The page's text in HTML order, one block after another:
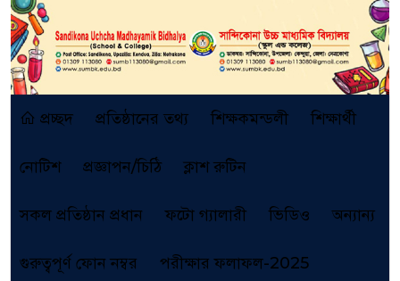
প্রচ্ছদ প্রতিষ্ঠানের তথ্য শিক্ষকমন্ডলী শিক্ষার্থী
নোটিশ প্রজ্ঞাপন/চিঠি ক্লাশ রুটিন
সকল প্রতিষ্ঠান প্রধান ফটো গ্যালারী ভিডিও অন্যান্য
গুরুত্বপূর্ণ ফোন নম্বর পরীক্ষার ফলাফল-2025